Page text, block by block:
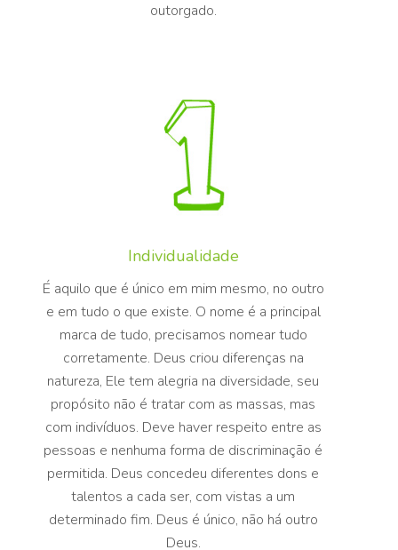
outorgado.
Individualidade
É aquilo que é único em mim mesmo, no outro
e em tudo o que existe. O nome é a principal
marca de tudo, precisamos nomear tudo
corretamente. Deus criou diferenças na
natureza, Ele tem alegria na diversidade, seu
propósito não é tratar com as massas, mas
com indivíduos. Deve haver respeito entre as
pessoas e nenhuma forma de discriminação é
permitida. Deus concedeu diferentes dons e
talentos a cada ser, com vistas a um
determinado fim. Deus é único, não há outro
Deus.